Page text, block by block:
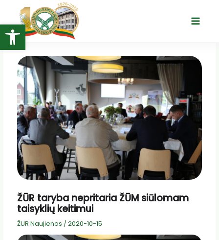
Open toolbar
turinio
Main
ŽŪR taryba nepritaria ŽŪM siūlomam
taisyklių keitimui
ŽUR Naujienos / 2020-10-15